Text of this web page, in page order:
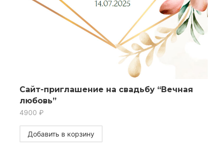
Сайт-приглашение на свадьбу “Вечная
любовь”
4900 ₽
Добавить в корзину